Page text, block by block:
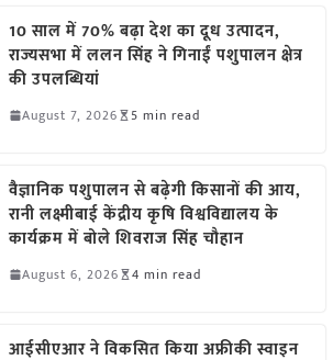
10 साल में 70% बढ़ा देश का दूध उत्पादन,
राज्यसभा में ललन सिंह ने गिनाईं पशुपालन क्षेत्र
की उपलब्धियां
August 7, 2026 5 min read
वैज्ञानिक पशुपालन से बढ़ेगी किसानों की आय,
रानी लक्ष्मीबाई केंद्रीय कृषि विश्वविद्यालय के
कार्यक्रम में बोले शिवराज सिंह चौहान
August 6, 2026 4 min read
आईसीएआर ने विकसित किया अफ्रीकी स्वाइन